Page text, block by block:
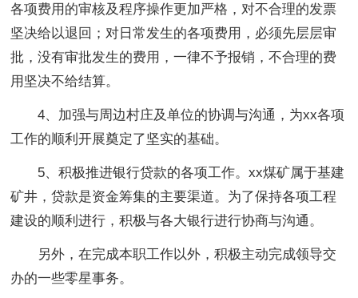
各项费用的审核及程序操作更加严格，对不合理的发票
坚决给以退回；对日常发生的各项费用，必须先层层审
批，没有审批发生的费用，一律不予报销，不合理的费
用坚决不给结算。
4、加强与周边村庄及单位的协调与沟通，为xx各项
工作的顺利开展奠定了坚实的基础。
5、积极推进银行贷款的各项工作。xx煤矿属于基建
矿井，贷款是资金筹集的主要渠道。为了保持各项工程
建设的顺利进行，积极与各大银行进行协商与沟通。
另外，在完成本职工作以外，积极主动完成领导交
办的一些零星事务。